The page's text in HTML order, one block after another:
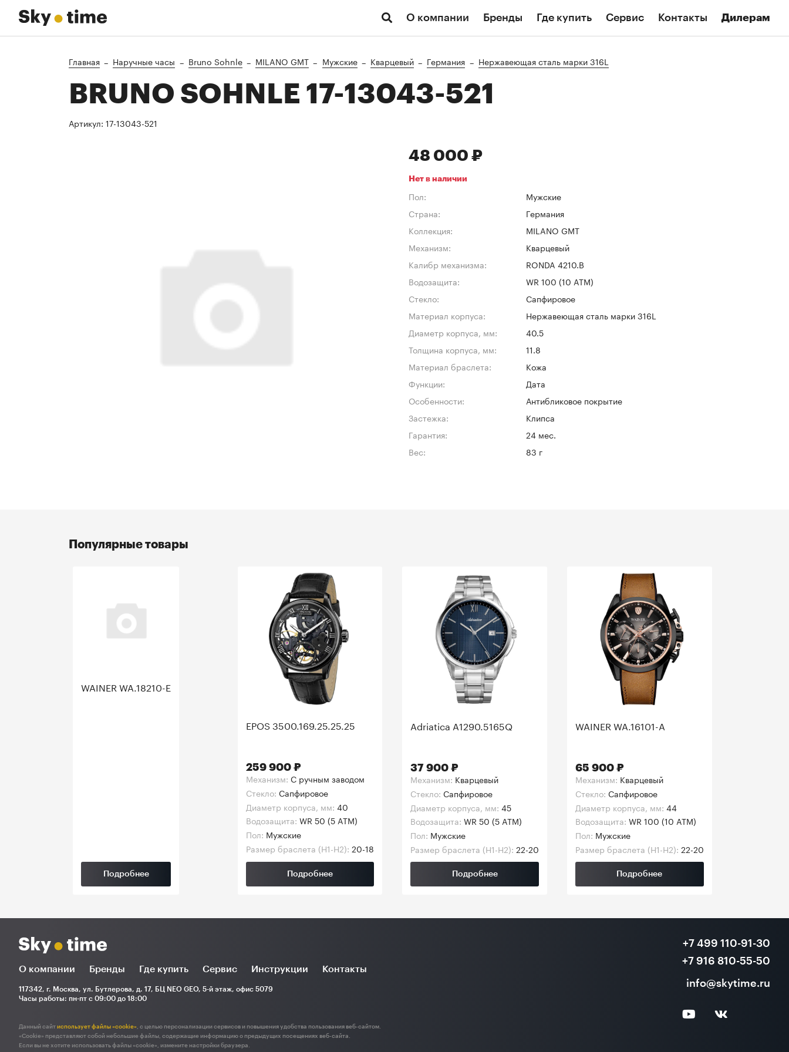
О компании Бренды Где купить Сервис Контакты Дилерам
Главная Наручные часы Bruno Sohnle MILANO GMT Мужские Кварцевый Германия Нержавеющая сталь марки 316L
BRUNO SOHNLE 17-13043-521
Артикул: 17-13043-521
48 000 ₽
Нет в наличии
Пол:
Мужские
Страна:
Германия
Коллекция:
MILANO GMT
Механизм:
Кварцевый
Калибр механизма:
RONDA 4210.B
Водозащита:
WR 100 (10 ATM)
Стекло:
Сапфировое
Материал корпуса:
Нержавеющая сталь марки 316L
Диаметр корпуса, мм:
40.5
Толщина корпуса, мм:
11.8
Материал браслета:
Кожа
Функции:
Дата
Особенности:
Антибликовое покрытие
Застежка:
Клипса
Гарантия:
24 мес.
Вес:
83 г
Популярные товары
WAINER WA.18210-E
Подробнее
EPOS 3500.169.25.25.25
259 900 ₽
Механизм: C ручным заводом
Стекло: Сапфировое
Диаметр корпуса, мм: 40
Водозащита: WR 50 (5 ATM)
Пол: Мужские
Размер браслета (H1-H2): 20-18
Подробнее
Adriatica A1290.5165Q
37 900 ₽
Механизм: Кварцевый
Стекло: Сапфировое
Диаметр корпуса, мм: 45
Водозащита: WR 50 (5 ATM)
Пол: Мужские
Размер браслета (H1-H2): 22-20
Подробнее
WAINER WA.16101-A
65 900 ₽
Механизм: Кварцевый
Стекло: Сапфировое
Диаметр корпуса, мм: 44
Водозащита: WR 100 (10 ATM)
Пол: Мужские
Размер браслета (H1-H2): 22-20
Подробнее
О компании Бренды Где купить Сервис Инструкции Контакты
117342, г. Москва, ул. Бутлерова, д. 17, БЦ NEO GEO, 5-й этаж, офис 5079
Часы работы: пн-пт с 09:00 до 18:00
+7 499 110-91-30
+7 916 810-55-50
info@skytime.ru
Данный сайт использует файлы «cookie», с целью персонализации сервисов и повышения удобства пользования веб-сайтом.
«Cookie» представляют собой небольшие файлы, содержащие информацию о предыдущих посещениях веб-сайта.
Если вы не хотите использовать файлы «cookie», измените настройки браузера.